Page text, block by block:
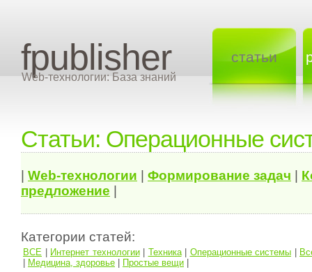
fpublisher
Web-технологии: База знаний
статьи
Статьи: Операционные
Web-технологии Формирование задач
предложение
Категории статей:
ВСЕ Интернет технологии| Техника| Операционные системы
Медицина, здоровье Простые вещи